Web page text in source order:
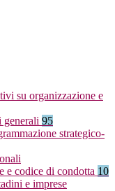
su organizzazione e
95
strategico-
e codice di condotta 10
e imprese